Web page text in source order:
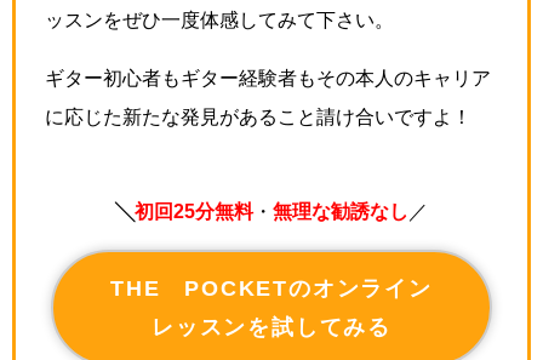
ッスンをぜひ一度体感してみて下さい。
ギター初心者もギター経験者もその本人のキャリア
に応じた新たな発見があること請け合いですよ！
╲ 初回25分無料・ 無理な勧誘なし ／
THE POCKETのオンライン
レッスンを試してみる